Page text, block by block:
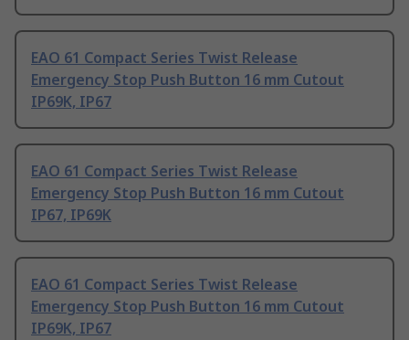
EAO 61 Compact Series Twist Release
Emergency Stop Push Button 16 mm Cutout
IP69K, IP67
EAO 61 Compact Series Twist Release
Emergency Stop Push Button 16 mm Cutout
IP67, IP69K
EAO 61 Compact Series Twist Release
Emergency Stop Push Button 16 mm Cutout
IP69K, IP67